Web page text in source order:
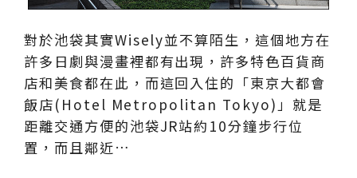
對於池袋其實Wisely並不算陌生，這個地方在
許多日劇與漫畫裡都有出現，許多特色百貨商
店和美食都在此，而這回入住的「東京大都會
飯店(Hotel Metropolitan Tokyo)」就是
距離交通方便的池袋JR站約10分鐘步行位
置，而且鄰近…